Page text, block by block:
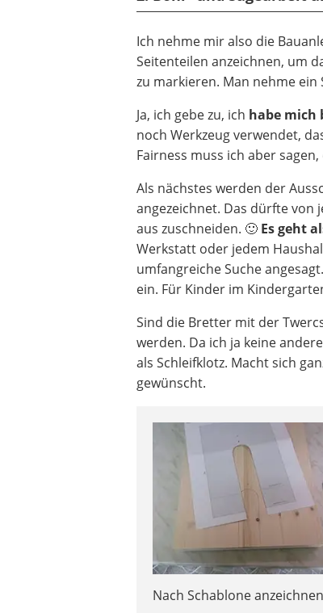
Ich nehme mir also die
Seitenteilen anzeichnen, um
zu markieren. Man nehme ein
Ja, ich gebe zu, ich habe mich
noch Werkzeug verwendet,
Fairness muss ich aber
Als nächstes werden der
angezeichnet. Das dürfte von
aus zuschneiden. 🙂 Es geht
Werkstatt oder jedem
umfangreiche Suche
ein. Für Kinder im
Sind die Bretter mit der
werden. Da ich ja keine
als Schleifklotz. Macht sich
gewünscht.
Nach Schablone